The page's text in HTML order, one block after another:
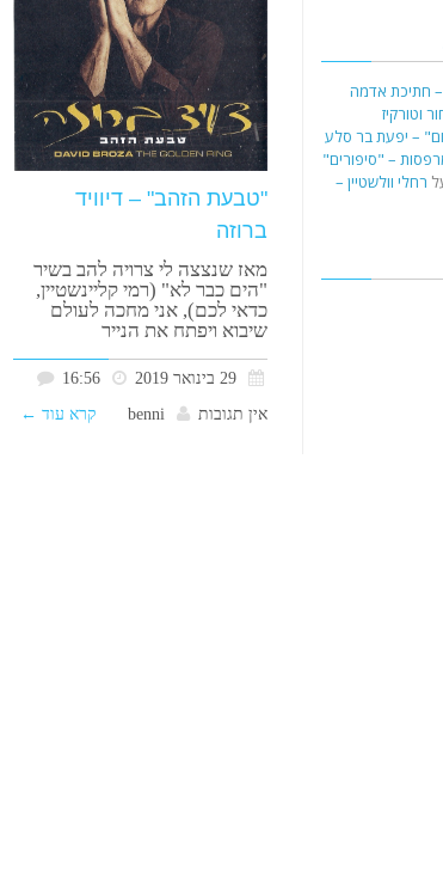
"טבעת הזהב" – דיוויד
ברוזה
מאז שנצצה לי צרויה להב בשיר
"הים כבר לא" (רמי קליינשטיין,
כדאי לכם), אני מחכה לעולם
שיבוא ויפתח את הנייר
29 בינואר 2019
16:56
אין תגובות
benni קרא עוד ←
– חתיכת אדמה
וטורקיז
– יפעת בר סלע
– "סיפורים"
רחלי וולשטיין –